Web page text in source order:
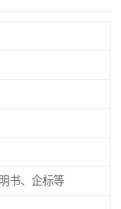
书、企标等